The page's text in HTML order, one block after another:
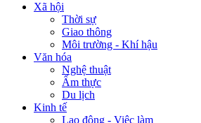
Xã hội
Thời sự
Giao thông
Môi trường - Khí hậu
Văn hóa
Nghệ thuật
Ẩm thực
Du lịch
Kinh tế
Lao động - Việc làm